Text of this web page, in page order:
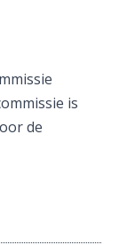
is
de